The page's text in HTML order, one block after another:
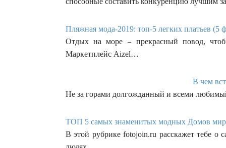
Пляжная мода-2019: топ-5 легких платьев (5
Отдых на море – прекрасный повод,
Маркетплейс Aizel…
В чем
Не за горами долгожданный и всеми
ТОП 5 самых знаменитых модных Домов
В этой рубрике fotojoin.ru расскажет тебе